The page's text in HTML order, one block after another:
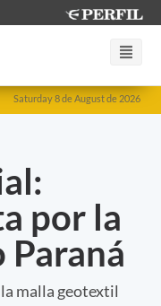
Saturday 8 de August de 2026
por la
malla geotextil